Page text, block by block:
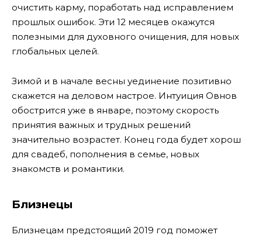
очистить карму, поработать над исправлением
прошлых ошибок. Эти 12 месяцев окажутся
полезными для духовного очищения, для новых
глобальных целей.
Зимой и в начале весны уединение позитивно
скажется на деловом настрое. Интуиция Овнов
обострится уже в январе, поэтому скорость
принятия важных и трудных решений
значительно возрастет. Конец года будет хорош
для свадеб, пополнения в семье, новых
знакомств и романтики.
Близнецы
Близнецам предстоящий 2019 год поможет